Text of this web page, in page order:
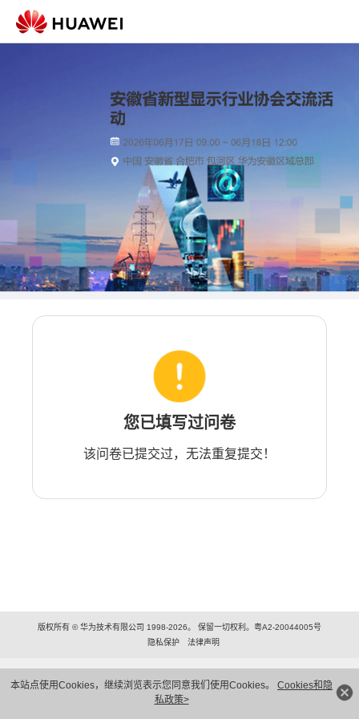
本站点使用Cookies，继续浏览表示您同意我们使用Cookies。 Cookies和隐
私政策>
您已填写过问卷
该问卷已提交过，无法重复提交！
版权所有 © 华为技术有限公司 1998-2026。 保留一切权利。粤A2-20044005号
隐私保护
法律声明